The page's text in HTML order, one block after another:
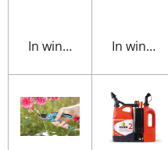
In winkelwagenIn